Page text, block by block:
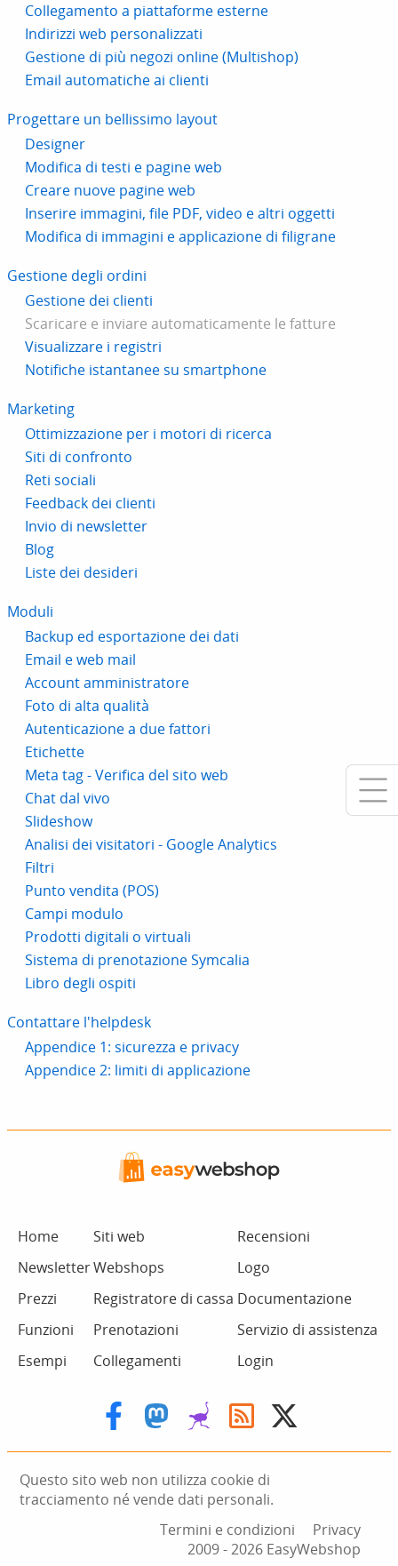
Collegamento a piattaforme esterne
Indirizzi web personalizzati
Gestione di più negozi online (Multishop)
Email automatiche ai clienti
Progettare un bellissimo layout
Designer
Modifica di testi e pagine web
Creare nuove pagine web
Inserire immagini, file PDF, video e altri oggetti
Modifica di immagini e applicazione di filigrane
Gestione degli ordini
Gestione dei clienti
Scaricare e inviare automaticamente le fatture
Visualizzare i registri
Notifiche istantanee su smartphone
Marketing
Ottimizzazione per i motori di ricerca
Siti di confronto
Reti sociali
Feedback dei clienti
Invio di newsletter
Blog
Liste dei desideri
Moduli
Backup ed esportazione dei dati
Email e web mail
Account amministratore
Foto di alta qualità
Autenticazione a due fattori
Etichette
Meta tag - Verifica del sito web
Chat dal vivo
Slideshow
Analisi dei visitatori - Google Analytics
Filtri
Punto vendita (POS)
Campi modulo
Prodotti digitali o virtuali
Sistema di prenotazione Symcalia
Libro degli ospiti
Contattare l'helpdesk
Appendice 1: sicurezza e privacy
Appendice 2: limiti di applicazione
Home
Newsletter
Prezzi
Funzioni
Esempi
Siti web
Webshops
Registratore di cassa
Prenotazioni
Collegamenti
Recensioni
Logo
Documentazione
Servizio di assistenza
Login
Questo sito web non utilizza cookie di
tracciamento né vende dati personali.
Termini e condizioni
Privacy
2009 ‑ 2026 EasyWebshop